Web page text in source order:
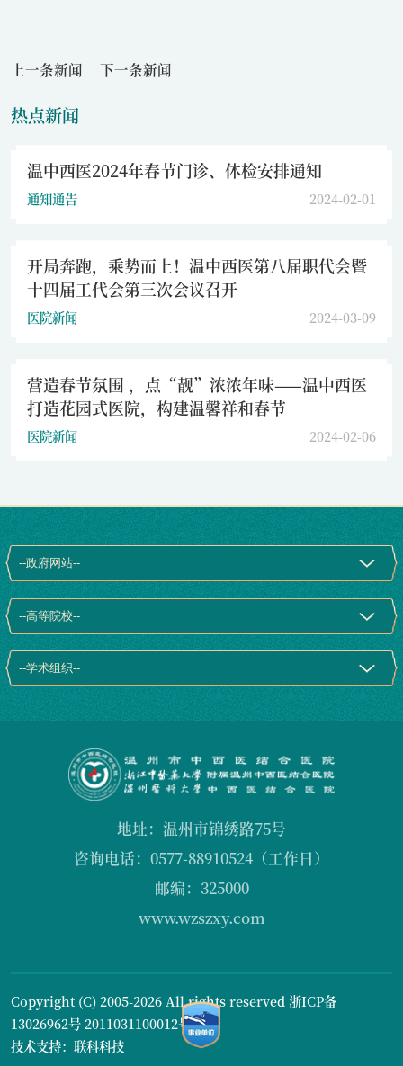
上一条新闻 下一条新闻
热点新闻
温中西医2024年春节门诊、体检安排通知
通知通告 2024-02-01
开局奔跑，乘势而上！温中西医第八届职代会暨
十四届工代会第三次会议召开
医院新闻 2024-03-09
营造春节氛围 ，点“靓”浓浓年味——温中西医
打造花园式医院，构建温馨祥和春节
医院新闻 2024-02-06
地址：温州市锦绣路75号
咨询电话：0577-88910524（工作日）
邮编：325000
www.wzszxy.com
Copyright (C) 2005-2026 All rights reserved 浙ICP备
13026962号2011031100012号1
技术支持：联科科技